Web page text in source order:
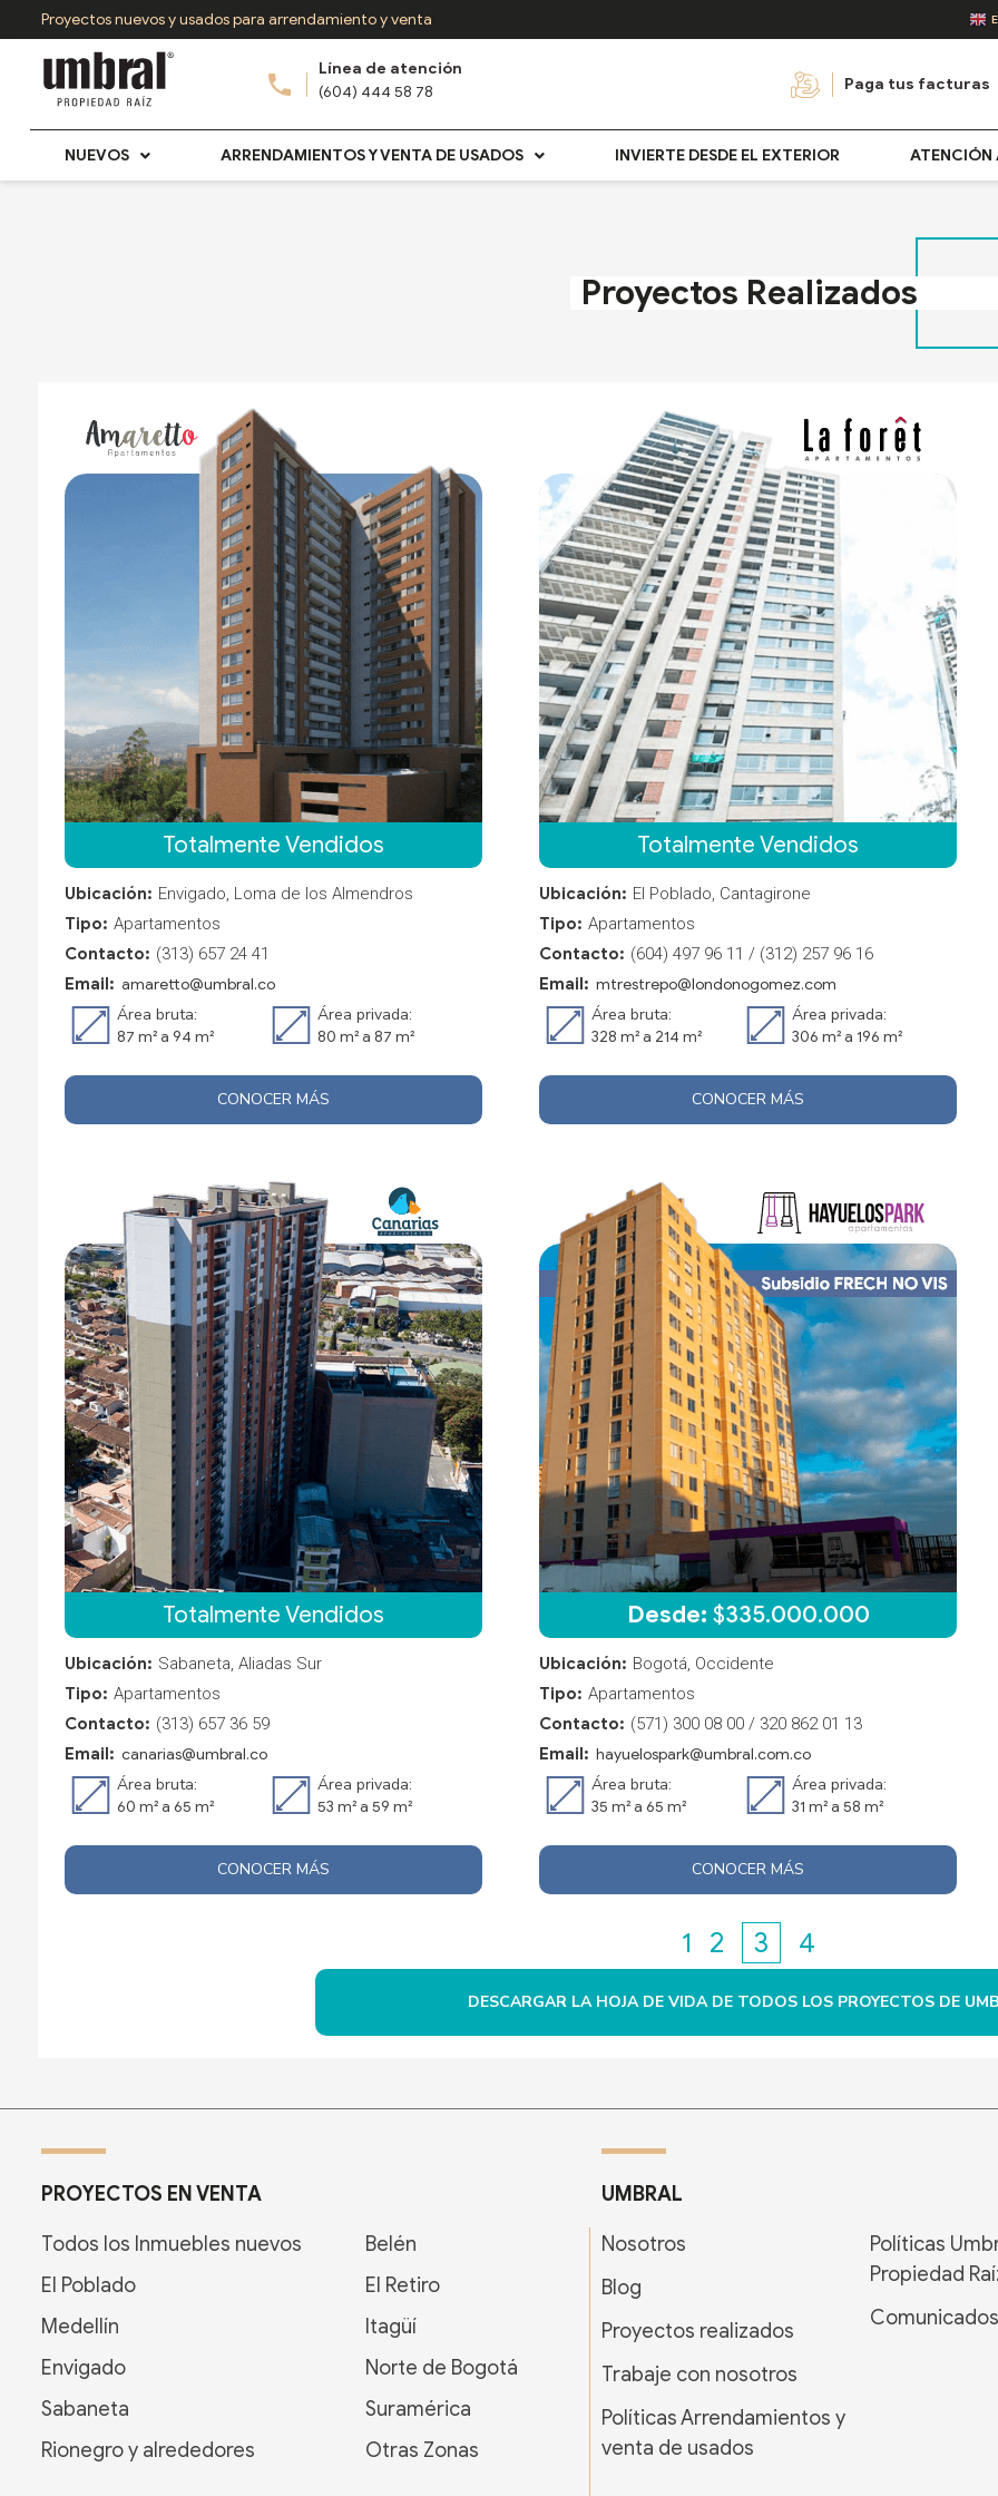
al
Proyectos nuevos y usados para arrendamiento y venta
Línea de atención
(604) 444 58 78
Paga tus facturas
NUEVOS ARRENDAMIENTOS Y VENTA DE USADOS INVIERTE DESDE EL EXTERIOR ATENCIÓN
Proyectos Realizados
Totalmente Vendidos
Ubicación: Envigado, Loma de los Almendros
Tipo: Apartamentos
Contacto: (313) 657 24 41
Email: amaretto@umbral.co
Área bruta:
87 m² a 94 m²
Área privada:
80 m² a 87 m²
CONOCER MÁS
Totalmente Vendidos
Ubicación: El Poblado, Cantagirone
Tipo: Apartamentos
Contacto: (604) 497 96 11 / (312) 257 96 16
Email: mtrestrepo@londonogomez.com
Área bruta:
328 m² a 214 m²
Área privada:
306 m² a 196 m²
CONOCER MÁS
Totalmente Vendidos
Ubicación: Sabaneta, Aliadas Sur
Tipo: Apartamentos
Contacto: (313) 657 36 59
Email: canarias@umbral.co
Área bruta:
60 m² a 65 m²
Área privada:
53 m² a 59 m²
CONOCER MÁS
Desde: $335.000.000
Ubicación: Bogotá, Occidente
Tipo: Apartamentos
Contacto: (571) 300 08 00 / 320 862 01 13
Email: hayuelospark@umbral.com.co
Área bruta:
35 m² a 65 m²
Área privada:
31 m² a 58 m²
CONOCER MÁS
P
á
g
i
n
a
1
á
g
i
n
a
2
á
g
i
n
a
3
á
g
i
n
a
4
DESCARGAR LA HOJA DE VIDA DE TODOS LOS PROYECTOS DE
PROYECTOS EN VENTA
Todos los Inmuebles nuevos
El Poblado
Medellín
Envigado
Sabaneta
Rionegro y alrededores
Belén
El Retiro
Itagüí
Norte de Bogotá
Suramérica
Otras Zonas
UMBRAL
Nosotros
Blog
Proyectos realizados
Trabaje con nosotros
Políticas Arrendamientos y
venta de usados
Políticas
Propiedad
Comunicados